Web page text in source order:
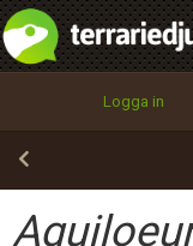
Logga in
integritetspolicy
Namn:
Epost:
Begär nytt lösenord